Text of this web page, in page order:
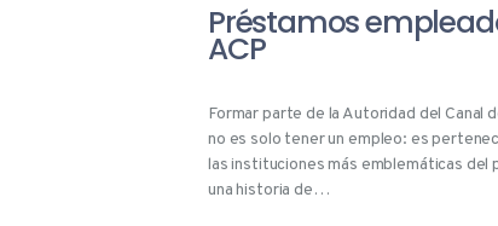
Préstamos
ACP
Formar parte de la Autoridad del Canal
no es solo tener un empleo: es
las instituciones más emblemáticas del
una historia de…